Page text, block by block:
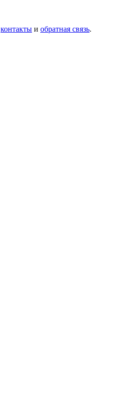
контакты и обратная связь.